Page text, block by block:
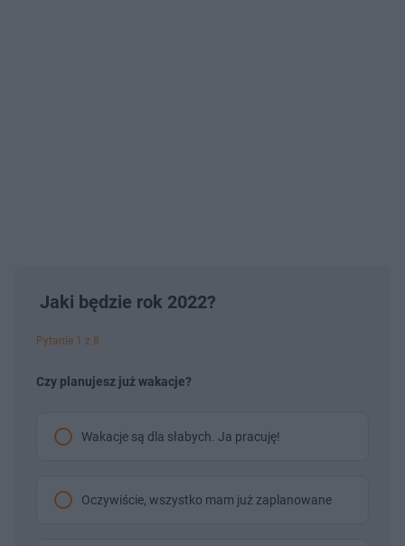
Jaki będzie rok 2022?
Pytanie 1 z 8
Czy planujesz już wakacje?
Wakacje są dla słabych. Ja pracuję!
Oczywiście, wszystko mam już zaplanowane